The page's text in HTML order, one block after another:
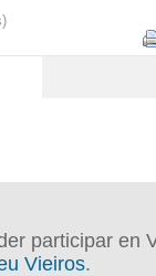
participar en
Vieiros.